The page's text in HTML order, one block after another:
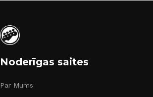
Noderīgas saites
Par Mums